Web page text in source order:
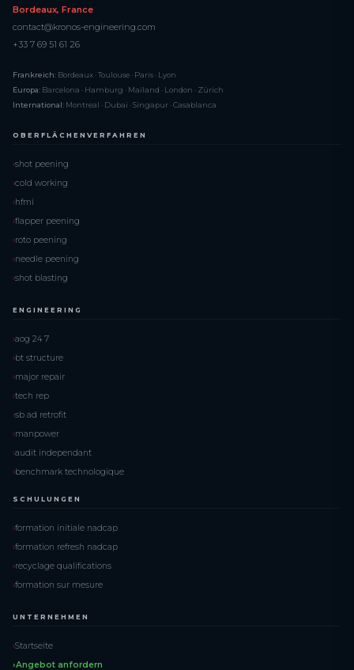
Bordeaux, France
contact@kronos-engineering.com
+33 7 69 51 61 26
Frankreich: Bordeaux · Toulouse · Paris · Lyon
Europa: Barcelona · Hamburg · Mailand · London · Zürich
International: Montreal · Dubai · Singapur · Casablanca
OBERFLÄCHENVERFAHREN
shot peening
cold working
hfmi
flapper peening
roto peening
needle peening
shot blasting
ENGINEERING
aog 24 7
bt structure
major repair
tech rep
sb ad retrofit
manpower
audit independant
benchmark technologique
SCHULUNGEN
formation initiale nadcap
formation refresh nadcap
recyclage qualifications
formation sur mesure
UNTERNEHMEN
Startseite
Angebot anfordern